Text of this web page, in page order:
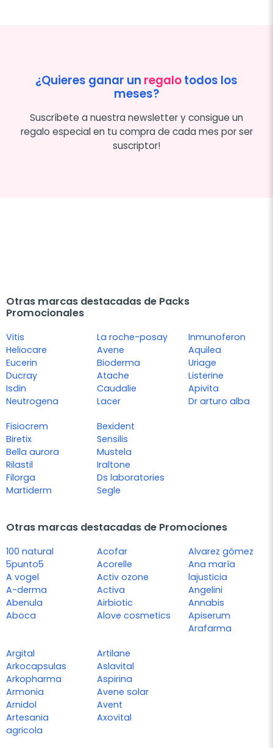
¿Quieres ganar un regalotodos los
meses?
Suscríbete a nuestra newsletter y consigue un
regalo especial en tu compra de cada mes por ser
suscriptor!
Otras marcas destacadas de Packs
Promocionales
Vitis
Heliocare
Eucerin
Ducray
Isdin
Neutrogena
La roche-posay
Avene
Bioderma
Atache
Caudalie
Lacer
Inmunoferon
Aquilea
Uriage
Listerine
Apivita
Dr arturo alba
Fisiocrem
Biretix
Bella aurora
Rilastil
Filorga
Martiderm
Bexident
Sensilis
Mustela
Iraltone
Ds laboratories
Segle
Otras marcas destacadas de Promociones
100 natural
5punto5
A vogel
A-derma
Abenula
Aboca
Acofar
Acorelle
Activ ozone
Activa
Airbiotic
Alove cosmetics
Alvarez gómez
Ana maría
lajusticia
Angelini
Annabis
Apiserum
Arafarma
Argital
Arkocapsulas
Arkopharma
Armonia
Arnidol
Artesania
agricola
Artilane
Aslavital
Aspirina
Avene solar
Avent
Axovital